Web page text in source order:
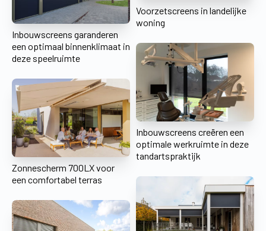
Inbouwscreens garanderen
een optimaal binnenklimaat in
deze speelruimte
Zonnescherm 700LX voor
een comfortabel terras
Voorzetscreens in landelijke
woning
Inbouwscreens creëren een
optimale werkruimte in deze
tandartspraktijk